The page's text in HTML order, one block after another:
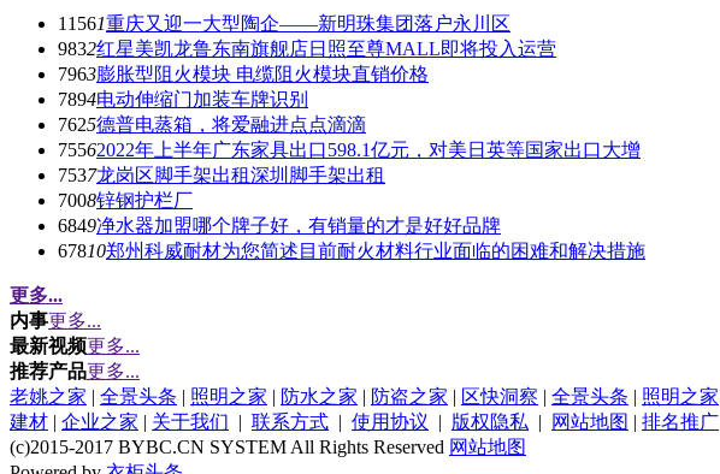
11561重庆又迎一大型陶企——新明珠集团落户永川区
9832红星美凯龙鲁东南旗舰店日照至尊MALL即将投入运营
7963膨胀型阻火模块 电缆阻火模块直销价格
7894电动伸缩门加装车牌识别
7625德普电蒸箱，将爱融进点点滴滴
75562022年上半年广东家具出口598.1亿元，对美日英等国家出口大增
7537龙岗区脚手架出租深圳脚手架出租
7008锌钢护栏厂
6849净水器加盟哪个牌子好，有销量的才是好好品牌
67810郑州科威耐材为您简述目前耐火材料行业面临的困难和解决措施
更多...
内事更多...
最新视频更多...
推荐产品更多...
老姚之家 | 全景头条 | 照明之家 | 防水之家 | 防盗之家 | 区快洞察 | 全景头条 | 照明之家
建材 | 企业之家 | 关于我们 | 联系方式 | 使用协议 | 版权隐私 | 网站地图 | 排名推广
(c)2015-2017 BYBC.CN SYSTEM All Rights Reserved 网站地图